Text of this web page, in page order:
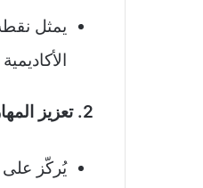
يمثل
يُركّز على